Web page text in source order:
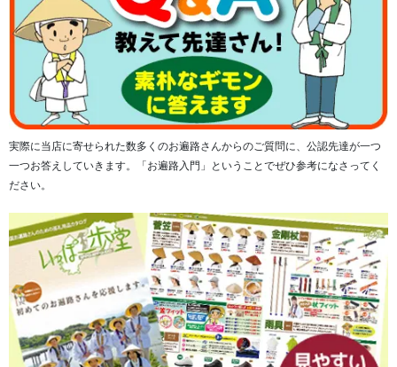
（「慈悲の道」は西国三十三所のキャッチコピーです）
輪袈裟とは略式の法衣で、巡拝しやすいように首から掛け
ん。
輪袈裟を外すときには下に直接置かず、必ず上座や机の上
に置き、お手洗いや食事の際は必ず取り外すのがマナーと
されています。
■重量＝約40g
実際に当店に寄せられた数多くのお遍路さんからのご質問に、公認先達が一つ
一つお答えしていきます。「お遍路入門」ということでぜひ参考になさってく
ださい。